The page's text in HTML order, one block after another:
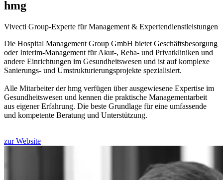
hmg
Vivecti Group-Experte für Management & Expertendienstleistungen
Die Hospital Management Group GmbH bietet Geschäftsbesorgung
oder Interim-Management für Akut-, Reha- und Privatkliniken und
andere Einrichtungen im Gesundheitswesen und ist auf komplexe
Sanierungs- und Umstrukturierungsprojekte spezialisiert.
Alle Mitarbeiter der hmg verfügen über ausgewiesene Expertise im
Gesundheitswesen und kennen die praktische Managementarbeit
aus eigener Erfahrung. Die beste Grundlage für eine umfassende
und kompetente Beratung und Unterstützung.
zur Website